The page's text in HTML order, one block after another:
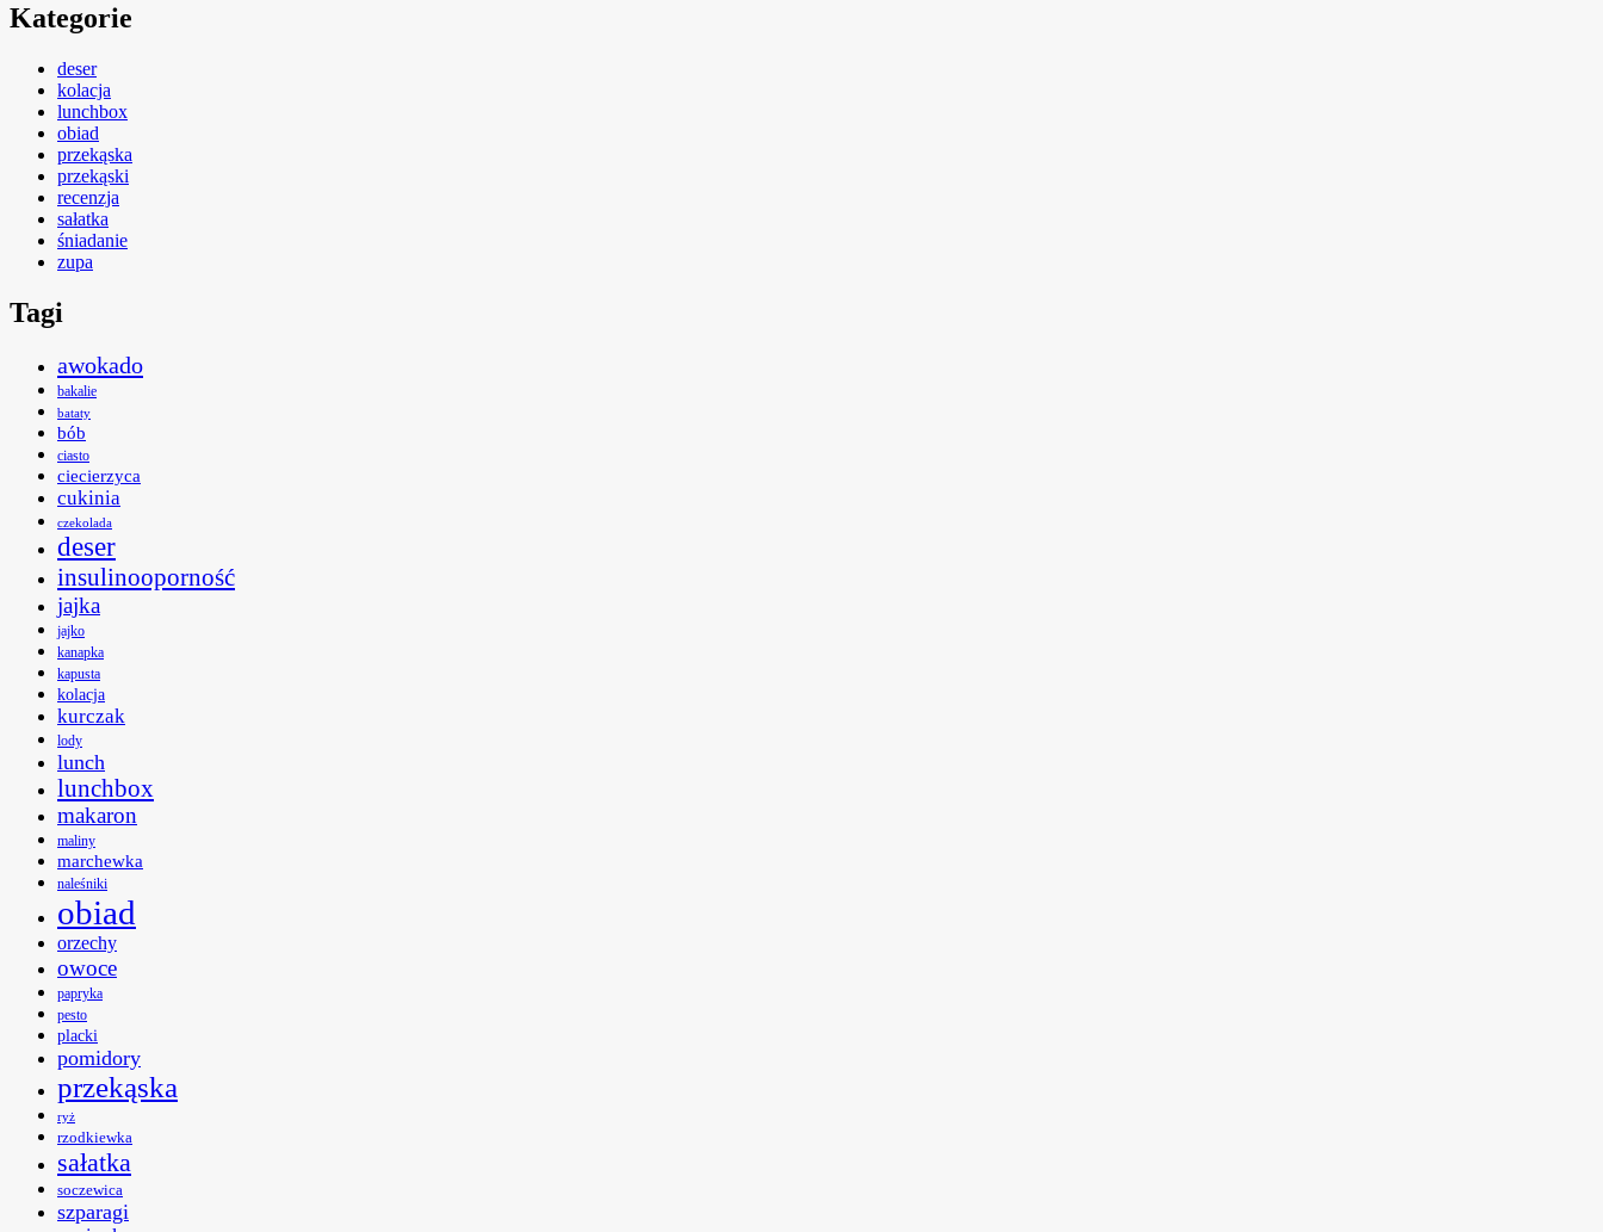
Kategorie
deser
kolacja
lunchbox
obiad
przekąska
przekąski
recenzja
sałatka
śniadanie
zupa
Tagi
awokado
bakalie
bataty
bób
ciasto
ciecierzyca
cukinia
czekolada
deser
insulinooporność
jajka
jajko
kanapka
kapusta
kolacja
kurczak
lody
lunch
lunchbox
makaron
maliny
marchewka
naleśniki
obiad
orzechy
owoce
papryka
pesto
placki
pomidory
przekąska
ryż
rzodkiewka
sałatka
soczewica
szparagi